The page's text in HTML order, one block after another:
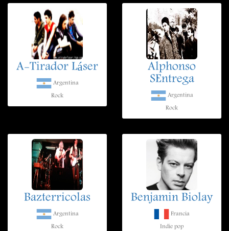
A-Tirador Láser
Argentina
Rock
Alphonso
SEntrega
Argentina
Rock
Bazterricolas
Argentina
Rock
Benjamin Biolay
Francia
Indie pop